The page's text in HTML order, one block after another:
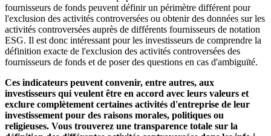
fournisseurs de fonds peuvent définir un périmètre différent pour
l'exclusion des activités controversées ou obtenir des données sur les
activités controversées auprès de différents fournisseurs de notation
ESG. Il est donc intéressant pour les investisseurs de comprendre la
définition exacte de l'exclusion des activités controversées des
fournisseurs de fonds et de poser des questions en cas d'ambiguïté.
Ces indicateurs peuvent convenir, entre autres, aux
investisseurs qui veulent être en accord avec leurs valeurs et
exclure complètement certaines activités d'entreprise de leur
investissement pour des raisons morales, politiques ou
religieuses. Vous trouverez une transparence totale sur la